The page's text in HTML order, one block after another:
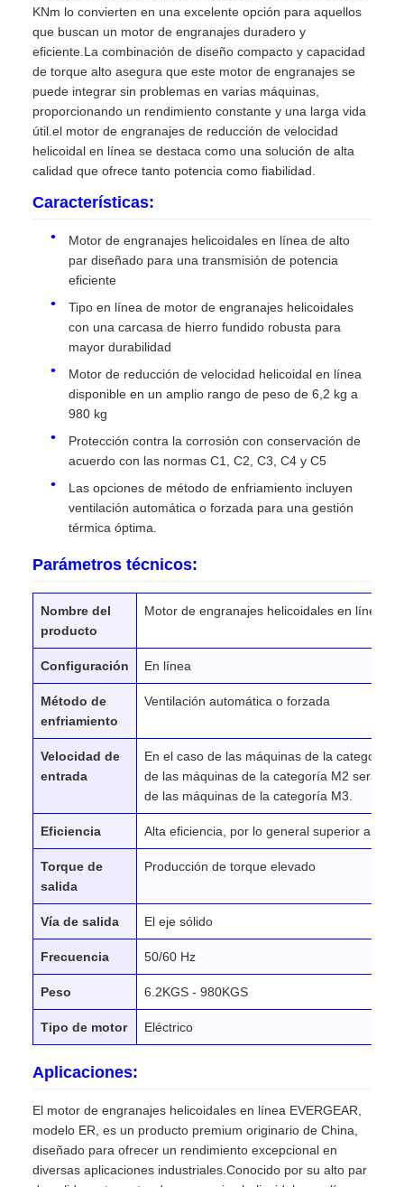
KNm lo convierten en una excelente opción para aquellos
que buscan un motor de engranajes duradero y
eficiente.La combinación de diseño compacto y capacidad
de torque alto asegura que este motor de engranajes se
puede integrar sin problemas en varias máquinas,
proporcionando un rendimiento constante y una larga vida
útil.el motor de engranajes de reducción de velocidad
helicoidal en línea se destaca como una solución de alta
calidad que ofrece tanto potencia como fiabilidad.
Características:
Motor de engranajes helicoidales en línea de alto
par diseñado para una transmisión de potencia
eficiente
Tipo en línea de motor de engranajes helicoidales
con una carcasa de hierro fundido robusta para
mayor durabilidad
Motor de reducción de velocidad helicoidal en línea
disponible en un amplio rango de peso de 6,2 kg a
980 kg
Protección contra la corrosión con conservación de
acuerdo con las normas C1, C2, C3, C4 y C5
Las opciones de método de enfriamiento incluyen
ventilación automática o forzada para una gestión
térmica óptima.
Parámetros técnicos:
Nombre del
producto
Motor de engranajes helicoidales en línea
Configuración En línea
Método de
enfriamiento
Ventilación automática o forzada
Velocidad de
entrada
En el caso de las máquinas de la categoría
de las máquinas de la categoría M2 será
de las máquinas de la categoría M3.
Eficiencia Alta eficiencia, por lo general superior al 90%
Torque de
salida
Producción de torque elevado
Vía de salida El eje sólido
Frecuencia 50/60 Hz
Peso 6.2KGS - 980KGS
Tipo de motor Eléctrico
Aplicaciones:
El motor de engranajes helicoidales en línea EVERGEAR,
modelo ER, es un producto premium originario de China,
diseñado para ofrecer un rendimiento excepcional en
diversas aplicaciones industriales.Conocido por su alto par